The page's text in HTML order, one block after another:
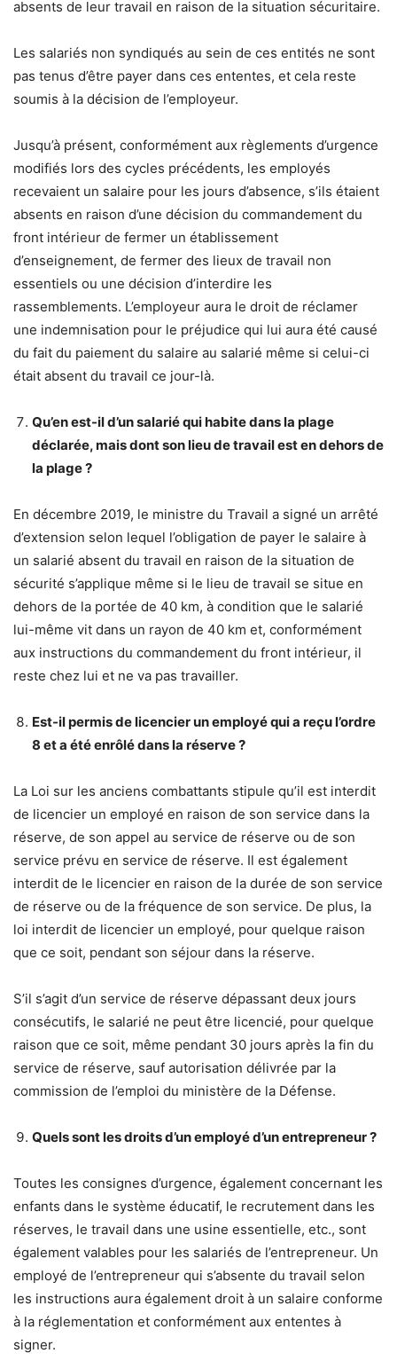
absents de leur travail en raison de la situation sécuritaire.
Les salariés non syndiqués au sein de ces entités ne sont
pas tenus d’être payer dans ces ententes, et cela reste
soumis à la décision de l’employeur.
Jusqu’à présent, conformément aux règlements d’urgence
modifiés lors des cycles précédents, les employés
recevaient un salaire pour les jours d’absence, s’ils étaient
absents en raison d’une décision du commandement du
front intérieur de fermer un établissement
d’enseignement, de fermer des lieux de travail non
essentiels ou une décision d’interdire les
rassemblements. L’employeur aura le droit de réclamer
une indemnisation pour le préjudice qui lui aura été causé
du fait du paiement du salaire au salarié même si celui-ci
était absent du travail ce jour-là.
Qu’en est-il d’un salarié qui habite dans la plage
déclarée, mais dont son lieu de travail est en dehors de
la plage ?
En décembre 2019, le ministre du Travail a signé un arrêté
d’extension selon lequel l’obligation de payer le salaire à
un salarié absent du travail en raison de la situation de
sécurité s’applique même si le lieu de travail se situe en
dehors de la portée de 40 km, à condition que le salarié
lui-même vit dans un rayon de 40 km et, conformément
aux instructions du commandement du front intérieur, il
reste chez lui et ne va pas travailler.
Est-il permis de licencier un employé qui a reçu l’ordre
8 et a été enrôlé dans la réserve ?
La Loi sur les anciens combattants stipule qu’il est interdit
de licencier un employé en raison de son service dans la
réserve, de son appel au service de réserve ou de son
service prévu en service de réserve. Il est également
interdit de le licencier en raison de la durée de son service
de réserve ou de la fréquence de son service. De plus, la
loi interdit de licencier un employé, pour quelque raison
que ce soit, pendant son séjour dans la réserve.
S’il s’agit d’un service de réserve dépassant deux jours
consécutifs, le salarié ne peut être licencié, pour quelque
raison que ce soit, même pendant 30 jours après la fin du
service de réserve, sauf autorisation délivrée par la
commission de l’emploi du ministère de la Défense.
Quels sont les droits d’un employé d’un entrepreneur ?
Toutes les consignes d’urgence, également concernant les
enfants dans le système éducatif, le recrutement dans les
réserves, le travail dans une usine essentielle, etc., sont
également valables pour les salariés de l’entrepreneur. Un
employé de l’entrepreneur qui s’absente du travail selon
les instructions aura également droit à un salaire conforme
à la réglementation et conformément aux ententes à
signer.